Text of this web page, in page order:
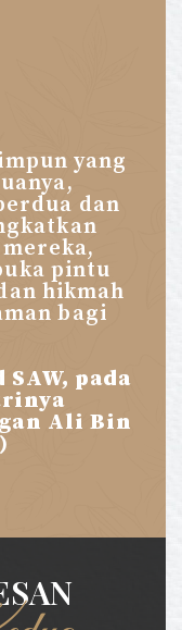
yang
dan
pintu
hikmah
bagi
pada
Ali Bin